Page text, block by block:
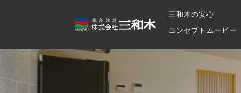
三和木の安心
コンセプトムービー